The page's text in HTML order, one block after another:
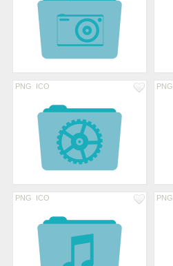
PNG ICO PNG
PNG ICO PNG